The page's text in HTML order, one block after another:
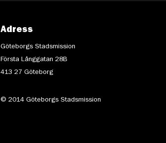
Adress
Göteborgs Stadsmission
Första Långgatan 28B
413 27 Göteborg
© 2014 Göteborgs Stadsmission